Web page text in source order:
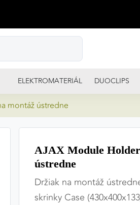
ELEKTROMATERIÁL DUOCLIPS
montáž ústredne
AJAX Module
ústredne
Držiak na montáž
skrinky Case